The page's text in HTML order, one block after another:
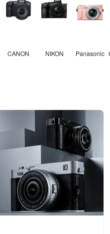
CANON NIKON Panasonic